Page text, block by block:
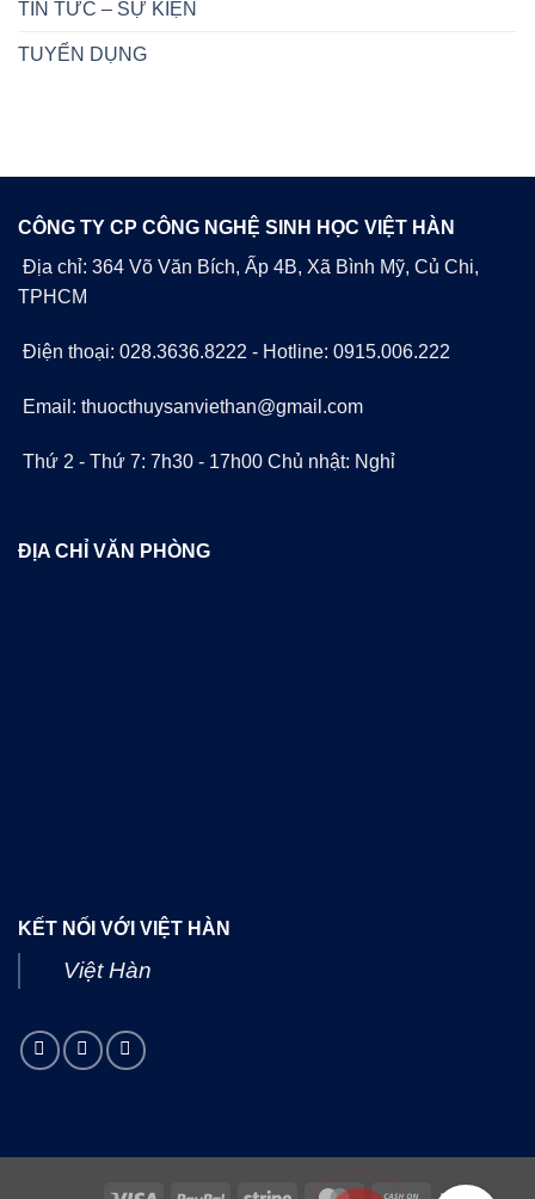
TIN TỨC – SỰ KIỆN
TUYỂN DỤNG
CÔNG TY CP CÔNG NGHỆ SINH HỌC VIỆT HÀN
Địa chỉ: 364 Võ Văn Bích, Ấp 4B, Xã Bình Mỹ, Củ Chi,
TPHCM
Điện thoại: 028.3636.8222 - Hotline: 0915.006.222
Email: thuocthuysanviethan@gmail.com
Thứ 2 - Thứ 7: 7h30 - 17h00 Chủ nhật: Nghỉ
ĐỊA CHỈ VĂN PHÒNG
KẾT NỐI VỚI VIỆT HÀN
Việt Hàn